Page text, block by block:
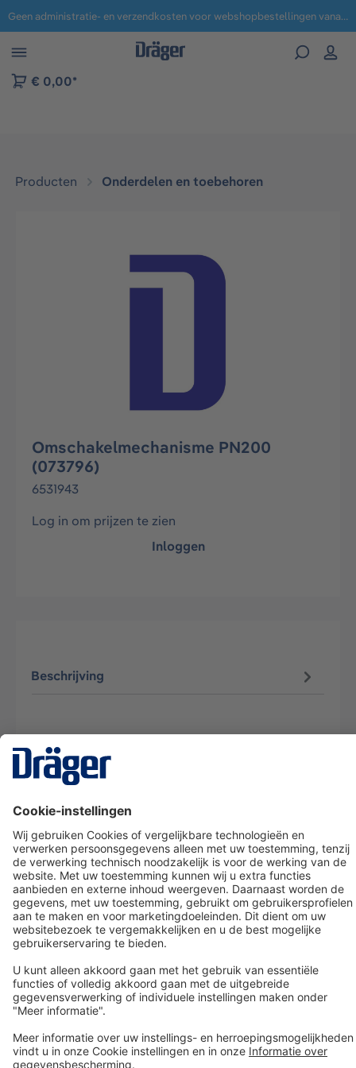
naar navigatie B2B-platform Geen administratie- en verzendkosten voor webshopbestellingen vanaf € 100,-.
€ 0,00*
Producten Onderdelen en toebehoren
Afbeeldingengalerij overslaan
Omschakelmechanisme PN200
(073796)
6531943
Log in om prijzen te zien
Inloggen
Beschrijving
Dräger klantenservice
Over Dräger
Bestellen in onze webshop
Community